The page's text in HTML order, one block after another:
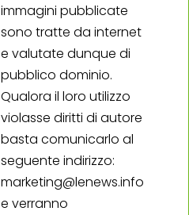
immagini pubblicate
sono tratte da internet
e valutate dunque di
pubblico dominio.
Qualora il loro utilizzo
violasse diritti di autore
basta comunicarlo al
seguente indirizzo:
marketing@lenews.info
e verranno